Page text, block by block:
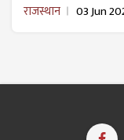
राजस्थान 03 Jun